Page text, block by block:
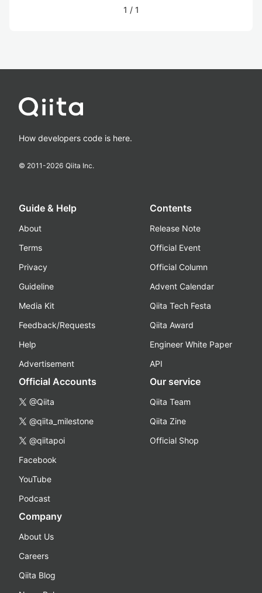
1 / 1
How developers code is here.
© 2011-2026 Qiita Inc.
Guide & Help
About
Terms
Privacy
Guideline
Media Kit
Feedback/Requests
Help
Advertisement
Contents
Release Note
Official Event
Official Column
Advent Calendar
Qiita Tech Festa
Qiita Award
Engineer White Paper
API
Official Accounts
@Qiita
@qiita_milestone
@qiitapoi
Facebook
YouTube
Podcast
Our service
Qiita Team
Qiita Zine
Official Shop
Company
About Us
Careers
Qiita Blog